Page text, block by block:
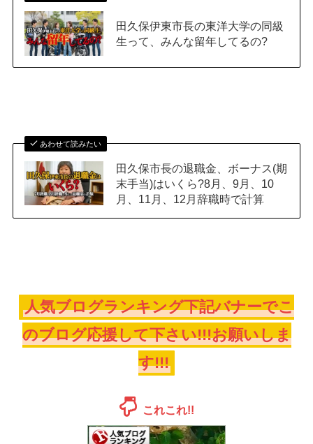
田久保伊東市長の東洋大学の同級
生って、みんな留年してるの?
あわせて読みたい
田久保市長の退職金、ボーナス(期
末手当)はいくら?8月、9月、10
月、11月、12月辞職時で計算
人気ブログランキング下記バナーでこ
のブログ応援して下さい!!!お願いしま
す!!!
これこれ!!